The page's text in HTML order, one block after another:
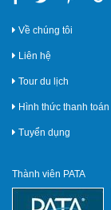
Về chúng tôi
Liên hệ
Tour du lịch
Hình thức thanh toán
Tuyển dụng
Thành viên PATA